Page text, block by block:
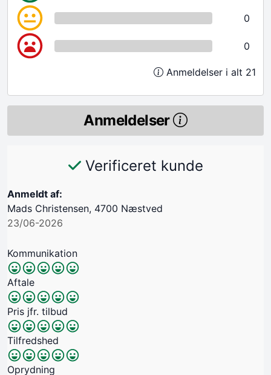
0
0
Anmeldelser i alt 21
Anmeldelser
Verificeret kunde
Anmeldt af:
Mads Christensen, 4700 Næstved
23/06-2026
Kommunikation
Aftale
Pris jfr. tilbud
Tilfredshed
Oprydning